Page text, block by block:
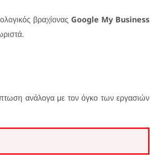
βραχίονας Google My Business
ανάλογα με τον όγκο των εργασιών